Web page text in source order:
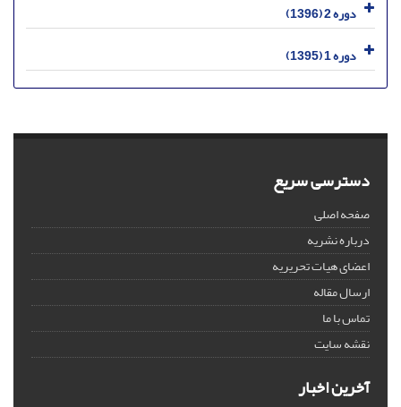
دوره 2 (1396)
دوره 1 (1395)
دسترسی سریع
صفحه اصلی
درباره نشریه
اعضای هیات تحریریه
ارسال مقاله
تماس با ما
نقشه سایت
آخرین اخبار